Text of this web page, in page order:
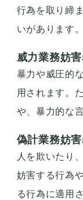
行為を取り締
いがあります。
威力業務妨
暴力や威圧的
用されます。
や、暴力的な
偽計業務妨
人を欺いたり
妨害する行為
る行為に適用